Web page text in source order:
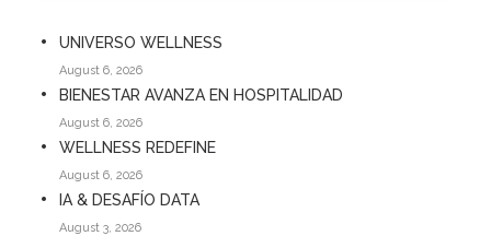
UNIVERSO WELLNESS
August 6, 2026
BIENESTAR AVANZA EN HOSPITALIDAD
August 6, 2026
WELLNESS REDEFINE
August 6, 2026
IA & DESAFÍO DATA
August 3, 2026